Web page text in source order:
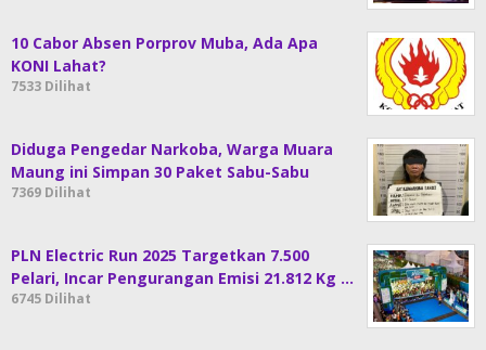
10 Cabor Absen Porprov Muba, Ada Apa
KONI Lahat?
7533 Dilihat
Diduga Pengedar Narkoba, Warga Muara
Maung ini Simpan 30 Paket Sabu-Sabu
7369 Dilihat
PLN Electric Run 2025 Targetkan 7.500
Pelari, Incar Pengurangan Emisi 21.812 Kg …
6745 Dilihat